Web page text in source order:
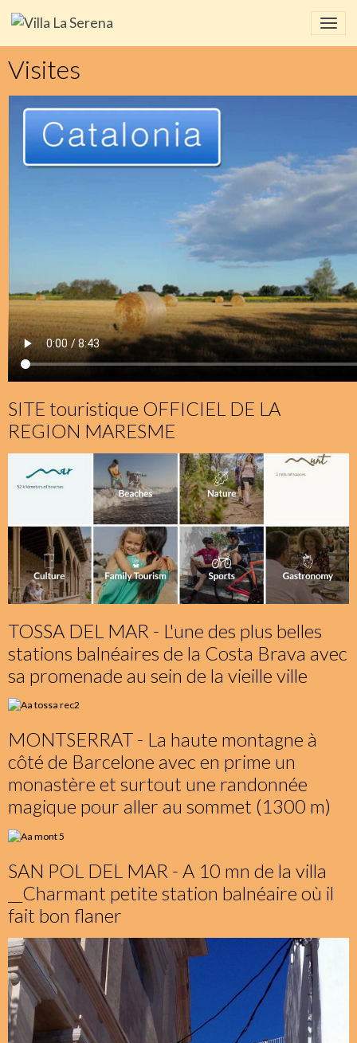
Visites
SITE touristique OFFICIEL DE LA
REGION MARESME
TOSSA DEL MAR - L'une des plus belles
stations balnéaires de la Costa Brava avec
sa promenade au sein de la vieille ville
MONTSERRAT - La haute montagne à
côté de Barcelone avec en prime un
monastère et surtout une randonnée
magique pour aller au sommet (1300 m)
SAN POL DEL MAR - A 10 mn de la villa
__Charmant petite station balnéaire où il
fait bon flaner